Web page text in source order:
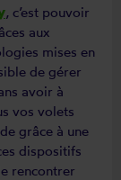
, c’est pouvoir
aux
mises en
de gérer
avoir à
vos volets
grâce à une
dispositifs
rencontrer